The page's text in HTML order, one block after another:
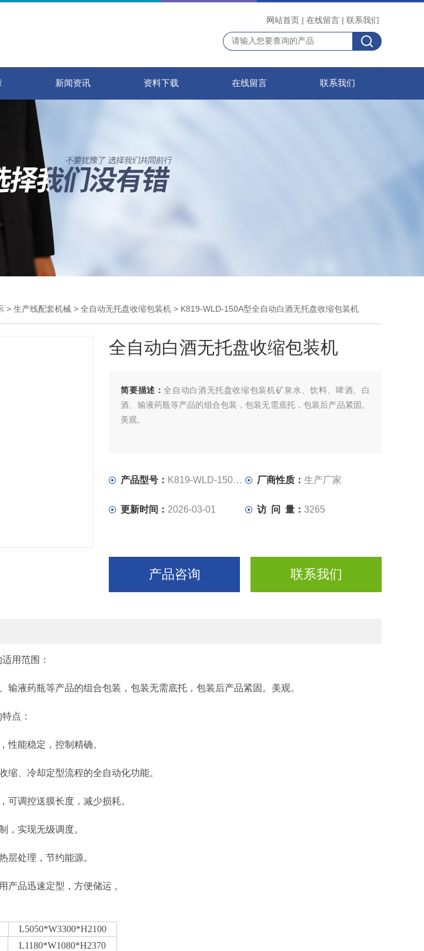
网站首页 | 在线留言 | 联系我们
新闻资讯 资料下载 在线留言 联系我们
> 生产线配套机械 > 全自动无托盘收缩包装机 > K819-WLD-150A型全自动白酒无托盘收缩包装机
全自动白酒无托盘收缩包装机
简要描述：全自动白酒无托盘收缩包装机矿泉水、饮料、啤酒、白
酒、输液药瓶等产品的组合包装，包装无需底托，包装后产品紧固。
美观。
产品型号： K819-WLD-150A型 厂商性质：生产厂家
更新时间： 2026-03-01 访 问 量：3265
产品咨询 联系我们
适用范围：
液药瓶等产品的组合包装，包装无需底托，包装后产品紧固。美观。
点：
能稳定，控制精确。
、冷却定型流程的全自动化功能。
调控送膜长度，减少损耗。
实现无级调度。
处理，节约能源。
品迅速定型，方便储运 。
：
L5050*W3300*H2100
L1180*W1080*H2370